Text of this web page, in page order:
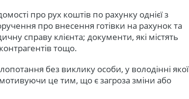
про рух коштів по рахунку однієї з
про внесення готівки на рахунок та
справу клієнта; документи, які містять
тощо.
без виклику особи, у володінні якої
це тим, що є загроза зміни або